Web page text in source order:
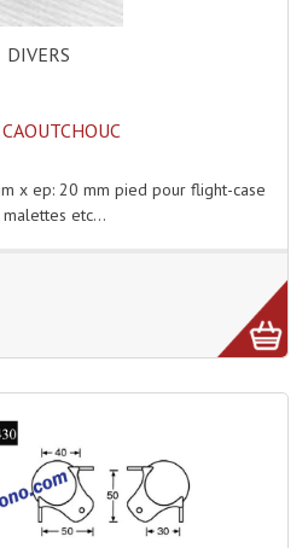
De Mixage DJ
DJ USB / MP3
À Facettes
De Couleurs
Déco Light
DIVERS
x ep: 20 mm pied pour flight-case
malettes etc...